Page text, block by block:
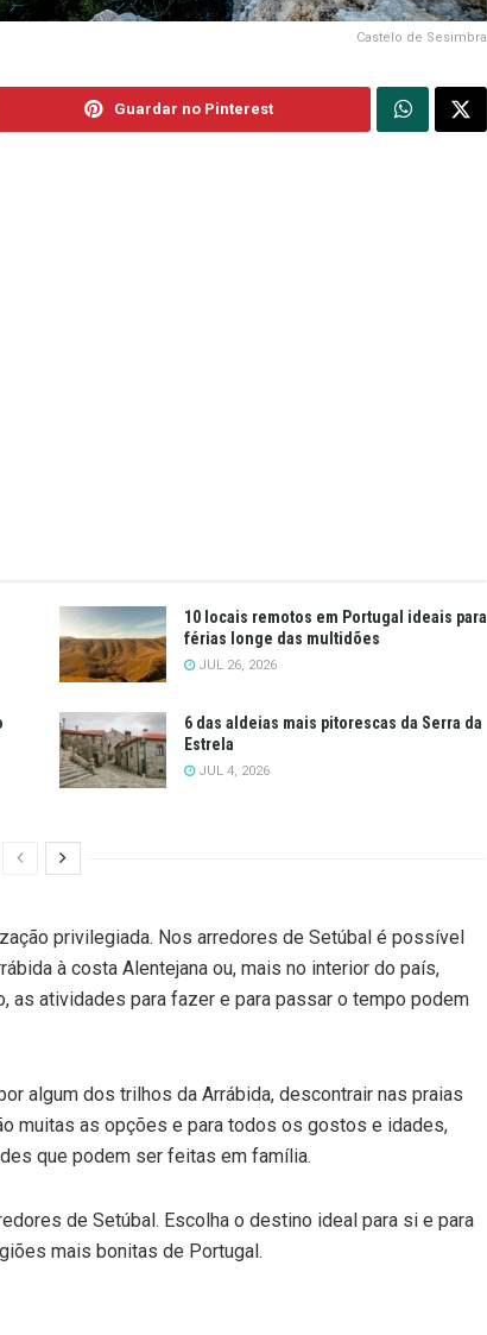
Castelo de Sesimbra
Guardar no Pinterest
10 locais remotos em Portugal ideais para
férias longe das multidões
JUL 26, 2026
6 das aldeias mais pitorescas da Serra da
Estrela
JUL 4, 2026
privilegiada. Nos arredores de Setúbal é possível
à costa Alentejana ou, mais no interior do país,
as atividades para fazer e para passar o tempo podem
algum dos trilhos da Arrábida, descontrair nas praias
muitas as opções e para todos os gostos e idades,
que podem ser feitas em família.
de Setúbal. Escolha o destino ideal para si e para
mais bonitas de Portugal.